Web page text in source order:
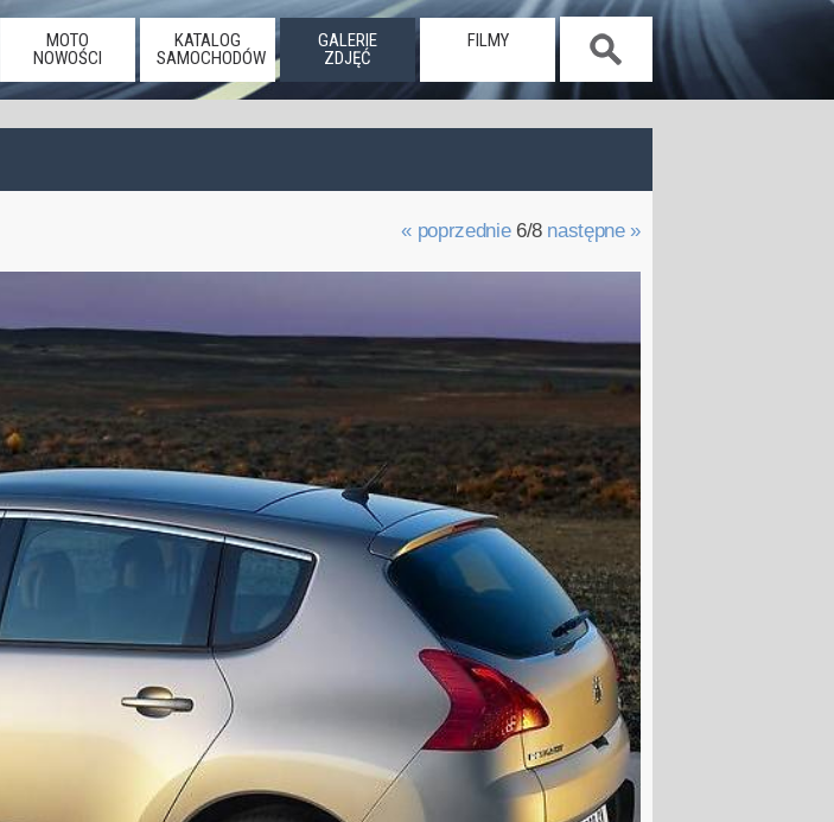
MOTO
NOWOŚCI
KATALOG
SAMOCHODÓW
GALERIE
ZDJĘĆ
FILMY
« poprzednie6/8 następne »